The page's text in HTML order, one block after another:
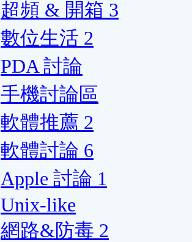
超頻 & 開箱 3
數位生活 2
PDA 討論
手機討論區
軟體推薦 2
軟體討論 6
Apple 討論 1
Unix-like
網路&防毒 2